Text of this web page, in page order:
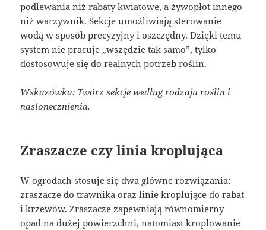
podlewania niż rabaty kwiatowe, a żywopłot innego
niż warzywnik. Sekcje umożliwiają sterowanie
wodą w sposób precyzyjny i oszczędny. Dzięki temu
system nie pracuje „wszędzie tak samo”, tylko
dostosowuje się do realnych potrzeb roślin.
Wskazówka: Twórz sekcje według rodzaju roślin i
nasłonecznienia.
Zraszacze czy linia kroplująca
W ogrodach stosuje się dwa główne rozwiązania:
zraszacze do trawnika oraz linie kroplujące do rabat
i krzewów. Zraszacze zapewniają równomierny
opad na dużej powierzchni, natomiast kroplowanie